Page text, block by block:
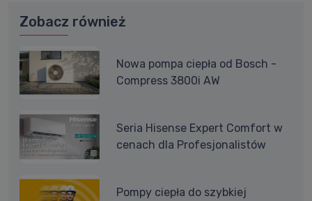
Zobacz również
Nowa pompa ciepła od Bosch -
Compress 3800i AW
Seria Hisense Expert Comfort w
cenach dla Profesjonalistów
Pompy ciepła do szybkiej